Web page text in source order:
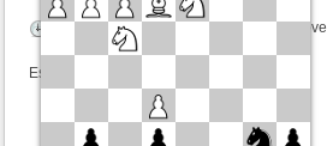
Tiempo: 5 minutes/side + 6 seconds/move
Esta partida es por puntos